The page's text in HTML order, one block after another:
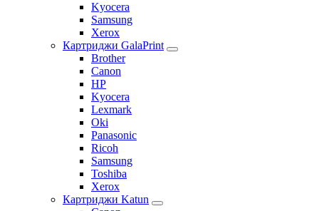
Kyocera
Samsung
Xerox
Картриджи GalaPrint
Brother
Canon
HP
Kyocera
Lexmark
Oki
Panasonic
Ricoh
Samsung
Toshiba
Xerox
Картриджи Katun